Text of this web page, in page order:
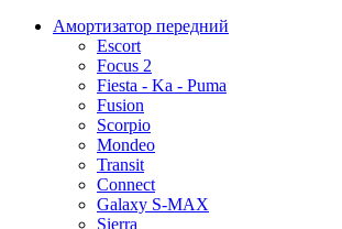
Амортизатор передний
Escort
Focus 2
Fiesta - Ka - Puma
Fusion
Scorpio
Mondeo
Transit
Connect
Galaxy S-MAX
Sierra